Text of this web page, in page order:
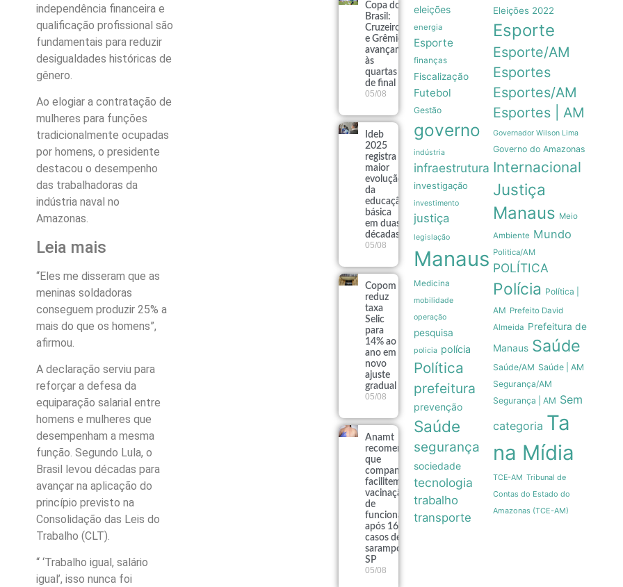
independência financeira e
qualificação profissional são
fundamentais para reduzir
desigualdades históricas de
gênero.
Ao elogiar a contratação de
mulheres para funções
tradicionalmente ocupadas
por homens, o presidente
destacou o desempenho
das trabalhadoras da
indústria naval no
Amazonas.
Leia mais
“Eles me disseram que as
meninas soldadoras
conseguem produzir 25% a
mais do que os homens”,
afirmou.
A declaração serviu para
reforçar a defesa da
equiparação salarial entre
homens e mulheres que
desempenham a mesma
função. Segundo Lula, o
Brasil levou décadas para
avançar na aplicação do
princípio previsto na
Consolidação das Leis do
Trabalho (CLT).
“ ‘Trabalho igual, salário
igual’, isso nunca foi
Copa do
Brasil:
Cruzeiro
e Grêmio
avançam
às
quartas
de final
05/08
Ideb
2025
registra
maior
evolução
da
educação
básica
em duas
décadas
05/08
Copom
reduz
taxa
Selic
para
14% ao
ano em
novo
ajuste
gradual
05/08
Anamt
recomenda
que
companhias
facilitem
vacinação
de
funcionários
após 16
casos de
sarampo em
SP
05/08
eleições
energia
Esporte
finanças
Fiscalização
Futebol
Gestão
governo
indústria
infraestrutura
investigação
investimento
justiça
legislação
Manaus
Medicina
mobilidade
operação
pesquisa
policia polícia
Política
prefeitura
prevenção
Saúde
segurança
sociedade
tecnologia
trabalho
transporte
Eleições 2022
Esporte
Esporte/AM
Esportes
Esportes/AM
Esportes | AM
Governador Wilson Lima
Governo do Amazonas
Internacional
Justiça
Manaus Meio
Ambiente Mundo
Politica/AM
POLÍTICA
Polícia Política |
AM Prefeito David
Almeida Prefeitura de
Manaus Saúde
Saúde/AM Saúde | AM
Segurança/AM
Segurança | AM Sem
categoria Ta
na Mídia
TCE-AM Tribunal de
Contas do Estado do
Amazonas (TCE-AM)